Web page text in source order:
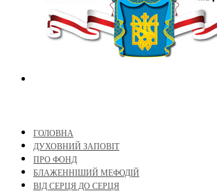
ГОЛОВНА
ДУХОВНИЙ ЗАПОВІТ
ПРО ФОНД
БЛАЖЕННІШИЙ МЕФОДІЙ
ВІД СЕРЦЯ ДО СЕРЦЯ